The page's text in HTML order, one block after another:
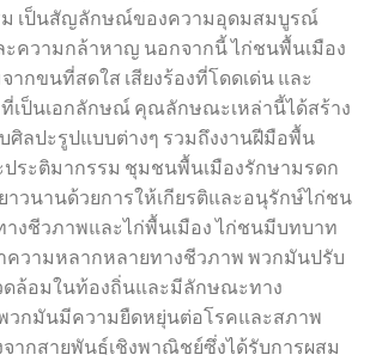
ม เป็นสัญลักษณ์ของความอุดมสมบูรณ์
ะความกล้าหาญ นอกจากนี้ ไก่ชนพื้นเมือง
ากขนที่สดใส เสียงร้องที่โดดเด่น และ
เป็นเอกลักษณ์ คุณลักษณะเหล่านี้ได้สร้าง
ศิลปะรูปแบบต่างๆ รวมถึงงานฝีมือพื้น
ประติมากรรม ชุมชนพื้นเมืองรักษามรดก
วนานด้วยการให้เกียรติและอนุรักษ์ไก่ชน
งชีวภาพและไก่พื้นเมือง ไก่ชนมีบทบาท
วามหลากหลายทางชีวภาพ พวกมันปรับ
ดล้อมในท้องถิ่นและมีลักษณะทาง
วกมันมีความยืดหยุ่นต่อโรคและสภาพ
ากสายพันธุ์เชิงพาณิชย์ซึ่งได้รับการผสม